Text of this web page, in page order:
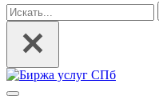
Искать...